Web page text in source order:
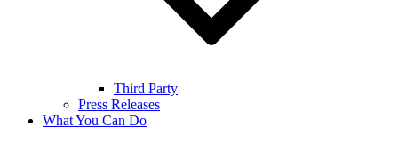
Third Party
Press Releases
What You Can Do